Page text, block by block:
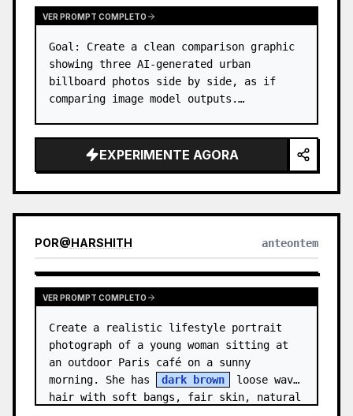
VER PROMPT COMPLETO
Goal: Create a clean comparison graphic
showing three AI-generated urban
billboard photos side by side, as if
comparing image model outputs.
with a warm off-white background and
generous margins. …
EXPERIMENTE AGORA
POR@HARSHITH anteontem
VER PROMPT COMPLETO
Create a realistic lifestyle portrait
photograph of a young woman sitting at
an outdoor Paris café on a sunny
morning. She has
dark brown
loose wavy
hair with soft bangs, fair skin, natural